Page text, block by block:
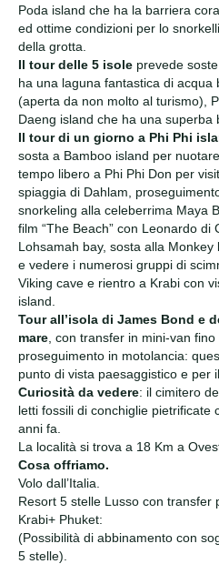
Poda island che ha la barriera
ed ottime condizioni per lo
della grotta.
Il tour delle 5 isole prevede
ha una laguna fantastica di acqua
(aperta da non molto al turismo),
Daeng island che ha una superba
Il tour di un giorno a Phi Phi
sosta a Bamboo island per
tempo libero a Phi Phi Don per
spiaggia di Dahlam,
snorkeling alla celeberrima Maya
film “The Beach” con Leonardo di
Lohsamah bay, sosta alla
e vedere i numerosi gruppi di
Viking cave e rientro a Krabi con
island.
Tour all’isola di James Bond e
mare , con transfer in mini-van
proseguimento in motolancia:
punto di vista paesaggistico e per
Curiosità da vedere: il cimitero
letti fossili di conchiglie pietrificate
anni fa.
La località si trova a 18 Km a
Cosa offriamo.
Volo dall’Italia.
Resort 5 stelle Lusso con transfer
Krabi+ Phuket:
(Possibilità di abbinamento con
5 stelle).